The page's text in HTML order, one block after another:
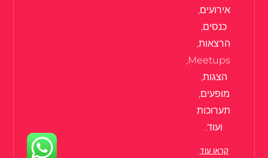
אירועים,
כנסים,
הרצאות,
Meetups,
הצגות,
מופעים,
תערוכות
ועוד.
קראו עוד